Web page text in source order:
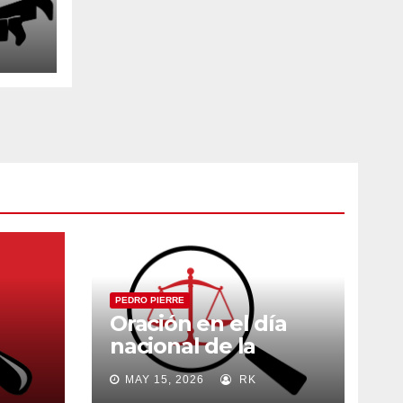
PEDRO PIERRE
Oración en el día
nacional de la
madre
MAY 15, 2026 RK